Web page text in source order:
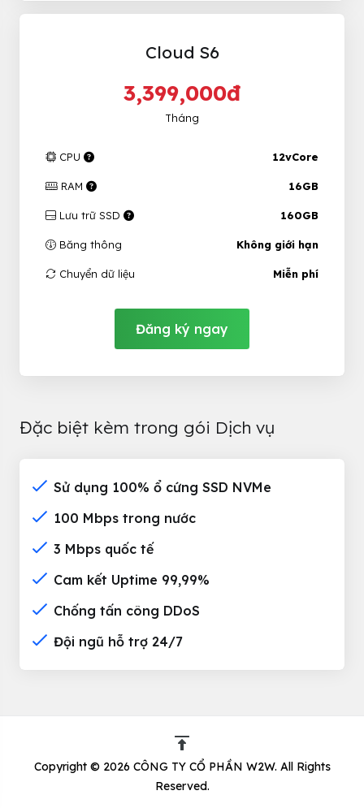
Cloud S6
3,399,000đ
Tháng
CPU 12vCore
RAM 16GB
Lưu trữ SSD 160GB
Băng thông Không giới hạn
Chuyển dữ liệu Miễn phí
Đăng ký ngay
Đặc biệt kèm trong gói Dịch vụ
Sử dụng 100% ổ cứng SSD NVMe
100 Mbps trong nước
3 Mbps quốc tế
Cam kết Uptime 99,99%
Chống tấn công DDoS
Đội ngũ hỗ trợ 24/7
Copyright © 2026 CÔNG TY CỔ PHẦN W2W. All Rights
Reserved.